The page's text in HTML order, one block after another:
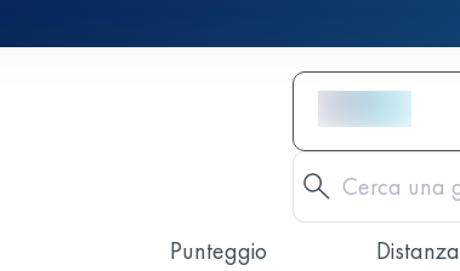
Punteggio Distanza